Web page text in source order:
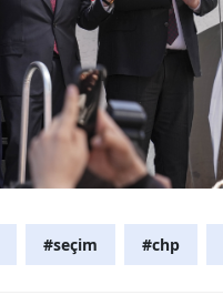
Düzce
#seçim #chp